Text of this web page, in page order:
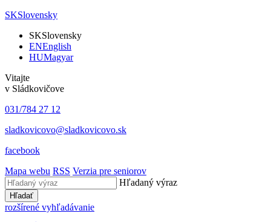
SKSlovensky
SKSlovensky
ENEnglish
HUMagyar
Vitajte
v Sládkovičove
031/784 27 12
sladkovicovo@sladkovicovo.sk
facebook
Mapa webu RSS Verzia pre seniorov
Hľadaný výraz
Hľadať
rozšírené vyhľadávanie